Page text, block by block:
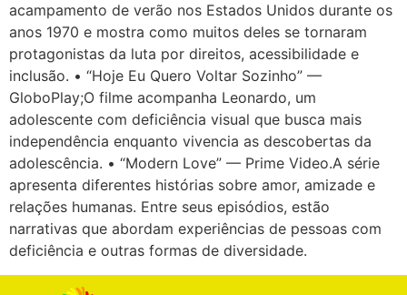
acampamento de verão nos Estados Unidos durante os
anos 1970 e mostra como muitos deles se tornaram
protagonistas da luta por direitos, acessibilidade e
inclusão. • “Hoje Eu Quero Voltar Sozinho” —
GloboPlay;O filme acompanha Leonardo, um
adolescente com deficiência visual que busca mais
independência enquanto vivencia as descobertas da
adolescência. • “Modern Love” — Prime Video.A série
apresenta diferentes histórias sobre amor, amizade e
relações humanas. Entre seus episódios, estão
narrativas que abordam experiências de pessoas com
deficiência e outras formas de diversidade.